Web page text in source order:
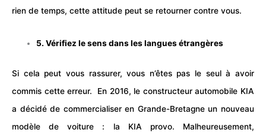
rien de temps, cette attitude peut se retourner contre vous.
5. Vérifiez le sens dans les langues étrangères
Si cela peut vous rassurer, vous n’êtes pas le seul à avoir
commis cette erreur. En 2016, le constructeur automobile KIA
a décidé de commercialiser en Grande-Bretagne un nouveau
modèle devoiture : la KIA provo. Malheureusement,